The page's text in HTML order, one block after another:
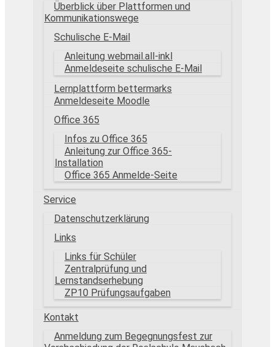
Überblick über Plattformen und
Kommunikationswege
Schulische E-Mail
Anleitung webmail.all-inkl
Anmeldeseite schulische E-Mail
Lernplattform bettermarks
Anmeldeseite Moodle
Office 365
Infos zu Office 365
Anleitung zur Office 365-
Installation
Office 365 Anmelde-Seite
Service
Datenschutzerklärung
Links
Links für Schüler
Zentralprüfung und
Lernstandserhebung
ZP10 Prüfungsaufgaben
Kontakt
Anmeldung zum Begegnungsfest zur